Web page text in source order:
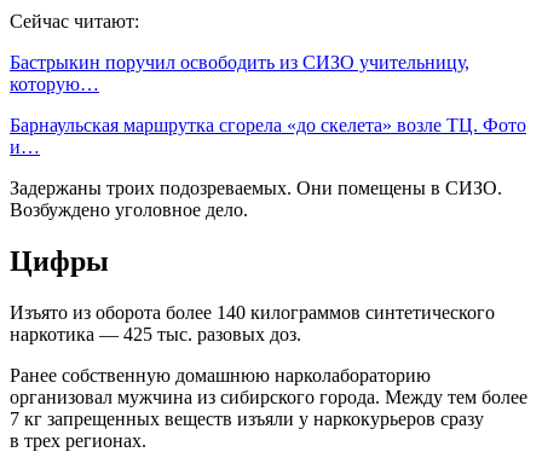
Сейчас читают:
Бастрыкин поручил освободить из СИЗО учительницу,
которую…
Барнаульская маршрутка сгорела «до скелета» возле ТЦ. Фото
и…
Задержаны троих подозреваемых. Они помещены в СИЗО.
Возбуждено уголовное дело.
Цифры
Изъято из оборота более 140 килограммов синтетического
наркотика — 425 тыс. разовых доз.
Ранее собственную домашнюю нарколабораторию
организовал мужчина из сибирского города. Между тем более
7 кг запрещенных веществ изъяли у наркокурьеров сразу
в трех регионах.